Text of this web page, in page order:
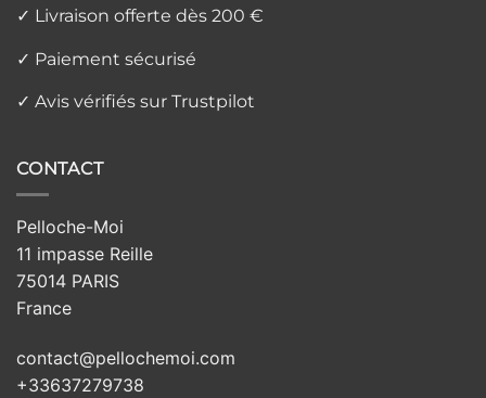
✓ Livraison offerte dès 200 €
✓ Paiement sécurisé
✓ Avis vérifiés sur Trustpilot
CONTACT
Pelloche-Moi
11 impasse Reille
75014 PARIS
France
contact@pellochemoi.com
+33637279738